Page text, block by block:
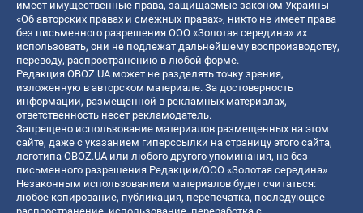
имеет имущественные права, защищаемые законом Украины
«Об авторских правах и смежных правах», никто не имеет права
без письменного разрешения ООО «Золотая середина» их
использовать, они не подлежат дальнейшему воспроизводству,
переводу, распространению в любой форме.
Редакция OBOZ.UA может не разделять точку зрения,
изложенную в авторском материале. За достоверность
информации, размещенной в рекламных материалах,
ответственность несет рекламодатель.
Запрещено использование материалов размещенных на этом
сайте, даже с указанием гиперссылки на страницу этого сайта,
логотипа OBOZ.UA или любого другого упоминания, но без
письменного разрешения Редакции/ООО «Золотая середина»
Незаконным использованием материалов будет считаться:
любое копирование, публикация, перепечатка, последующее